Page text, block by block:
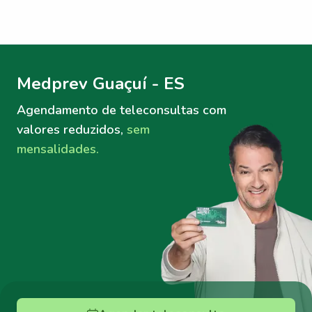
Medprev Guaçuí - ES
Agendamento de teleconsultas com
valores reduzidos, sem
mensalidades.